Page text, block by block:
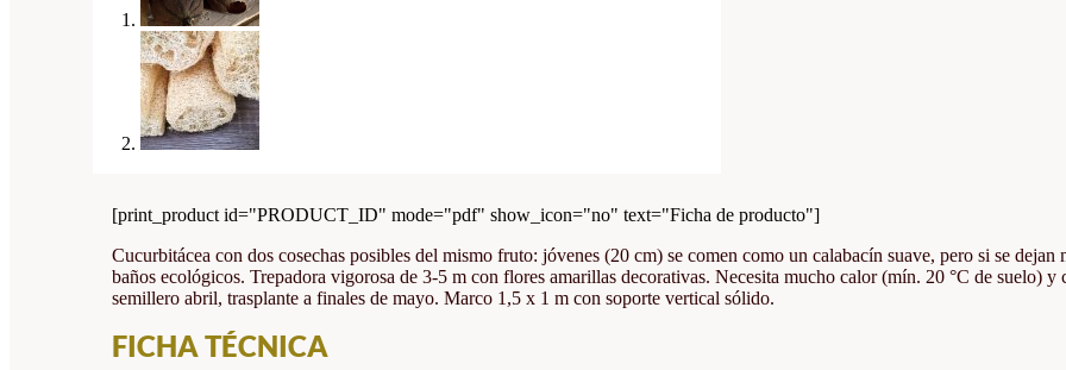
[print_product id="PRODUCT_ID" mode="pdf" show_icon="no" text="Ficha de producto"]
Cucurbitácea con dos cosechas posibles del mismo fruto: jóvenes (20 cm) se comen como un calabacín suave, pero si se
baños ecológicos. Trepadora vigorosa de 3-5 m con flores amarillas decorativas. Necesita mucho calor (mín. 20 °C de suelo)
semillero abril, trasplante a finales de mayo. Marco 1,5 x 1 m con soporte vertical sólido.
FICHA TÉCNICA